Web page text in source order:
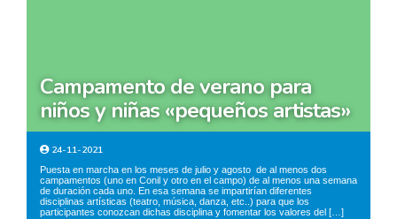
campamento de verano para
niños y niñas «pequeños artistas»
24-11-2021
Puesta en marcha en los meses de julio y agosto de al menos dos
campamentos (uno en Conil y otro en el campo) de al menos una semana
de duración cada uno. En esa semana se impartirían diferentes
disciplinas artísticas (teatro, música, danza, etc..) para que los
participantes conozcan dichas disciplina y fomentar los valores del […]